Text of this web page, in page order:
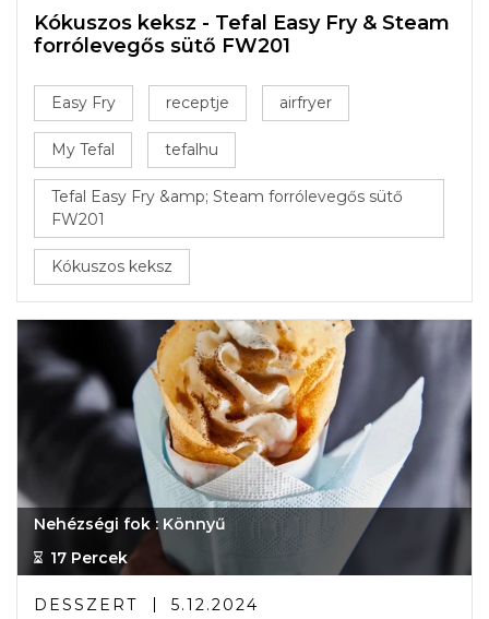
Kókuszos keksz - Tefal Easy Fry & Steam
forrólevegős sütő FW201
Easy Fry receptje airfryer
My Tefal tefalhu
Tefal Easy Fry &amp; Steam forrólevegős sütő
FW201
Kókuszos keksz
Nehézségi fok : Könnyű
17 Percek
DESSZERT 5.12.2024